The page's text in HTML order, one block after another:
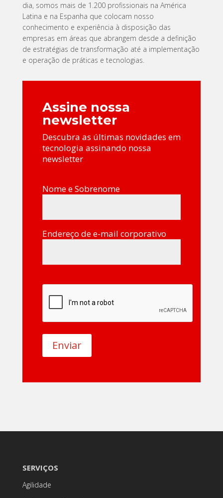
dia, somos mais de 1.200 profissionais na América
Latina e na Espanha que colocam nosso
conhecimento e experiência à disposição das
empresas em áreas que abrangem desde a definição
de estratégias de transformação até a implementação
e operação de práticas e tecnologias.
Assine nossa
newsletter
Descubra as últimas novidades em
tecnologia assinando nossa
newsletter
Nome e Sobrenome
Endereço de e-mail corporativo
Enviar
SERVIÇOS
Agilidade